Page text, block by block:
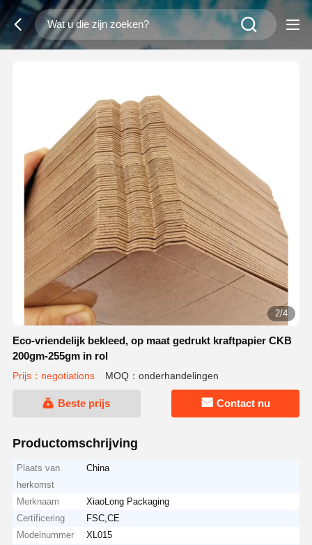
2/4
Eco-vriendelijk bekleed, op maat gedrukt kraftpapier CKB
200gm-255gm in rol
Prijs：negotiations MOQ：onderhandelingen
Beste prijs Contact nu
Productomschrijving
Plaats van
herkomst
China
Merknaam
XiaoLong Packaging
Certificering
FSC,CE
Modelnummer
XL015